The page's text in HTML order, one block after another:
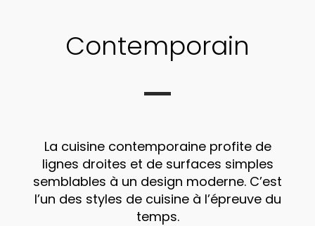
Contemporain
La cuisine contemporaine profite de
lignes droites et de surfaces simples
semblables à un design moderne. C’est
l’un des styles de cuisine à l’épreuve du
temps.